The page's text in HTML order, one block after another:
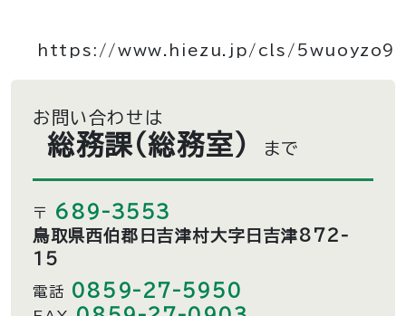
https://www.hiezu.jp/cls/5wuoyzo9
お問い合わせは
総務課（総務室） まで
〒 689-3553
鳥取県西伯郡日吉津村大字日吉津872-
15
電話 0859-27-5950